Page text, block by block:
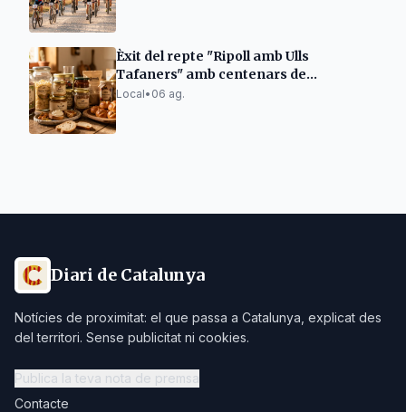
Èxit del repte "Ripoll amb Ulls
Tafaners" amb centenars de
participants
Local• 06 ag.
Diari de Catalunya
Notícies de proximitat: el que passa a Catalunya, explicat des
del territori. Sense publicitat ni cookies.
Publica la teva nota de premsa
Contacte